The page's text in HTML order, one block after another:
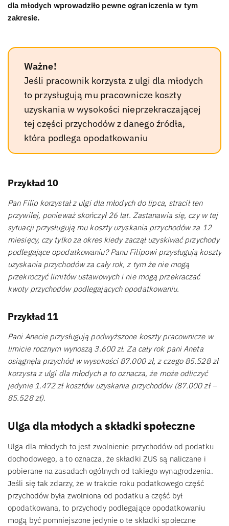
dla młodych wprowadziło pewne ograniczenia w tym
zakresie.
Ważne!
Jeśli pracownik korzysta z ulgi dla młodych
to przysługują mu pracownicze koszty
uzyskania w wysokości nieprzekraczającej
tej części przychodów z danego źródła,
która podlega opodatkowaniu
Przykład 10
Pan Filip korzystał z ulgi dla młodych do lipca, stracił ten
przywilej, ponieważ skończył 26 lat. Zastanawia się, czy w tej
sytuacji przysługują mu koszty uzyskania przychodów za 12
miesięcy, czy tylko za okres kiedy zaczął uzyskiwać przychody
podlegające opodatkowaniu? Panu Filipowi przysługują koszty
uzyskania przychodów za cały rok, z tym że nie mogą
przekroczyć limitów ustawowych i nie mogą przekraczać
kwoty przychodów podlegających opodatkowaniu.
Przykład 11
Pani Anecie przysługują podwyższone koszty pracownicze w
limicie rocznym wynoszą 3.600 zł. Za cały rok pani Aneta
osiągnęła przychód w wysokości 87.000 zł, z czego 85.528 zł
korzysta z ulgi dla młodych a to oznacza, że może odliczyć
jedynie 1.472 zł kosztów uzyskania przychodów (87.000 zł –
85.528 zł).
Ulga dla młodych a składki społeczne
Ulga dla młodych to jest zwolnienie przychodów od podatku
dochodowego, a to oznacza, że składki ZUS są naliczane i
pobierane na zasadach ogólnych od takiego wynagrodzenia.
Jeśli się tak zdarzy, że w trakcie roku podatkowego część
przychodów była zwolniona od podatku a część był
opodatkowana, to przychody podlegające opodatkowaniu
mogą być pomniejszone jedynie o te składki społeczne